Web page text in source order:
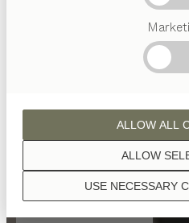
USE NECESSARY
ALLOW
ALLOW ALL
nyaTisch